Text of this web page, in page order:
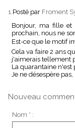
1.Posté par Froment
Bonjour, ma fille et
prochain, nous ne
Est-ce que le motif
Cela va faire 2 ans
j'aimerais tellement
La quarantaine n'est
Je ne désespère
Nouveau
Nom * :